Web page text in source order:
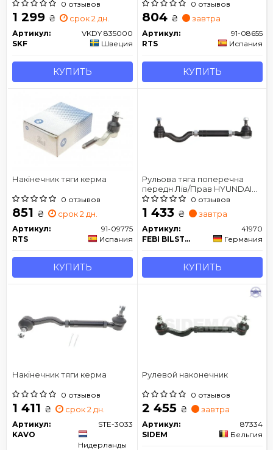
0 отзывов
1 299 ₴ срок 2 дн.
Артикул:
VKDY 835000
SKF
Швеция
КУПИТЬ
0 отзывов
804 ₴ завтра
Артикул:
91-08655
RTS
Испания
КУПИТЬ
Накінечник тяги керма
0 отзывов
851 ₴ срок 2 дн.
Артикул:
91-09775
RTS
Испания
КУПИТЬ
Рульова тяга поперечна
передн Лів/Прав HYUNDAI
TERRACAN 2.5D/2.9D/3.5 11.01-
12.06
0 отзывов
1 433 ₴ завтра
Артикул:
41970
FEBI BILSTEIN
Германия
КУПИТЬ
Накінечник тяги керма
0 отзывов
1 411 ₴ срок 2 дн.
Артикул:
STE-3033
KAVO
Нидерланды
Рулевой наконечник
0 отзывов
2 455 ₴ завтра
Артикул:
87334
SIDEM
Бельгия